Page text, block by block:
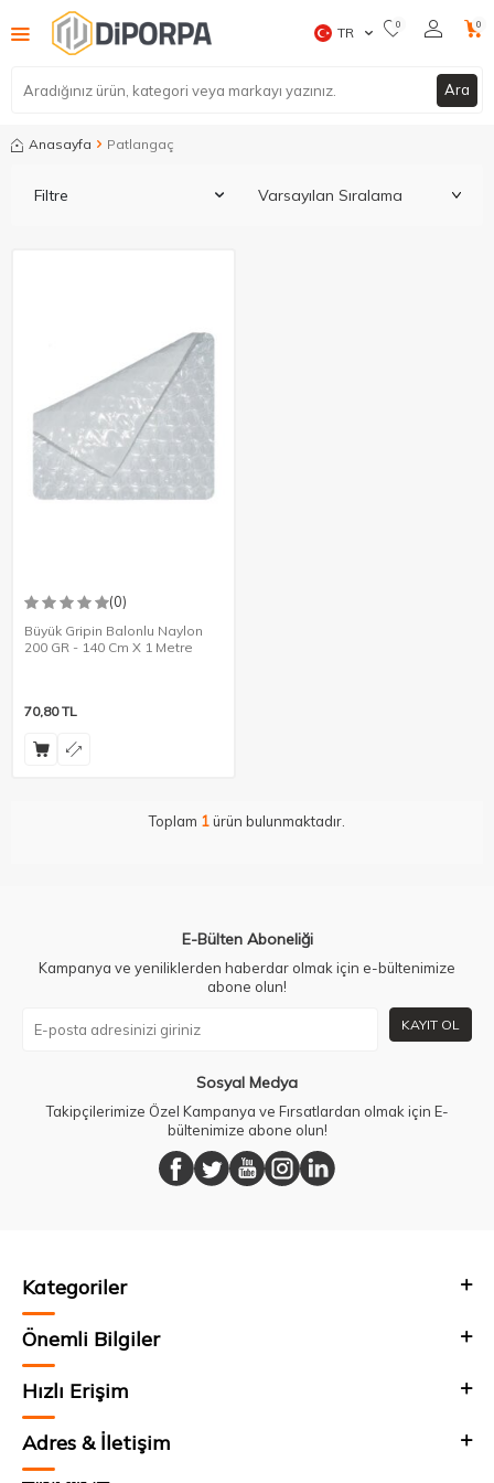
Ara
TR 0 0
Anasayfa Patlangaç
Filtre
(0)
Büyük Gripin Balonlu Naylon
200 GR - 140 Cm X 1 Metre
70,80TL
Toplam 1ürün bulunmaktadır.
E-Bülten Aboneliği
Kampanya ve yeniliklerden haberdar olmak için e-bültenimize
abone olun!
KAYIT OL
Sosyal Medya
Takipçilerimize Özel Kampanya ve Fırsatlardan olmak için E-
bültenimize abone olun!
Kategoriler
Önemli Bilgiler
Hızlı Erişim
Adres & İletişim